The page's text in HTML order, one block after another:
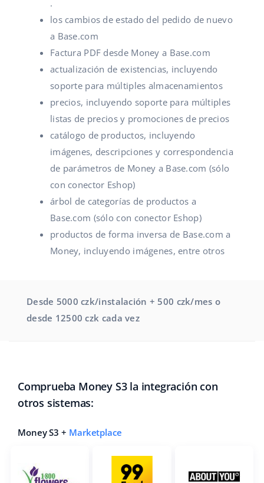
.
los cambios de estado del pedido de nuevo
a Base.com
Factura PDF desde Money a Base.com
actualización de existencias, incluyendo
soporte para múltiples almacenamientos
precios, incluyendo soporte para múltiples
listas de precios y promociones de precios
catálogo de productos, incluyendo
imágenes, descripciones y correspondencia
de parámetros de Money a Base.com (sólo
con conector Eshop)
árbol de categorías de productos a
Base.com (sólo con conector Eshop)
productos de forma inversa de Base.com a
Money, incluyendo imágenes, entre otros
Desde 5000 czk/instalación + 500 czk/mes o
desde 12500 czk cada vez
Comprueba Money S3 la integración con
otros sistemas:
Money S3 + Marketplace